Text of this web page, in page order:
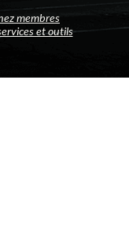
membres
et outils